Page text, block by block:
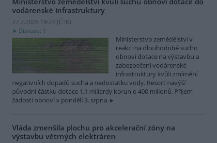
vodárenské infrastruktury
27.7.2026 19:24 (ČTK)
Diskuse: 1
Ministerstvo zemědělství v
reakci na dlouhodobé sucho
obnoví dotace na výstavbu a
zabezpečení vodárenské
infrastruktury kvůli zmírnění
negativních dopadů sucha a nedostatku vody. Resort navýší
původní částku dotace 1,1 miliardy korun o 400 milionů. Příjem
žádostí obnoví v pondělí 3. srpna.
Vláda zmenšila plochu pro akcelerační zóny na
výstavbu větrných elektráren